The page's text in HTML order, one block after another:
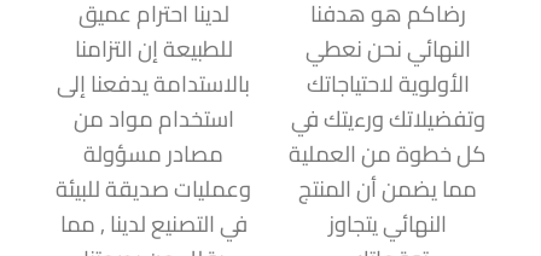
رضاكم هو هدفنا
النهائي نحن نعطي
الأولوية لاحتياجاتك
وتفضيلاتك ورءيتك في
كل خطوة من العملية
مما يضمن أن المنتج
النهائي يتجاوز
لدينا احترام عميق
للطبيعة إن التزامنا
بالاستدامة يدفعنا إلى
استخدام مواد من
مصادر مسؤولة
وعمليات صديقة للبيئة
في التصنيع لدينا , مما